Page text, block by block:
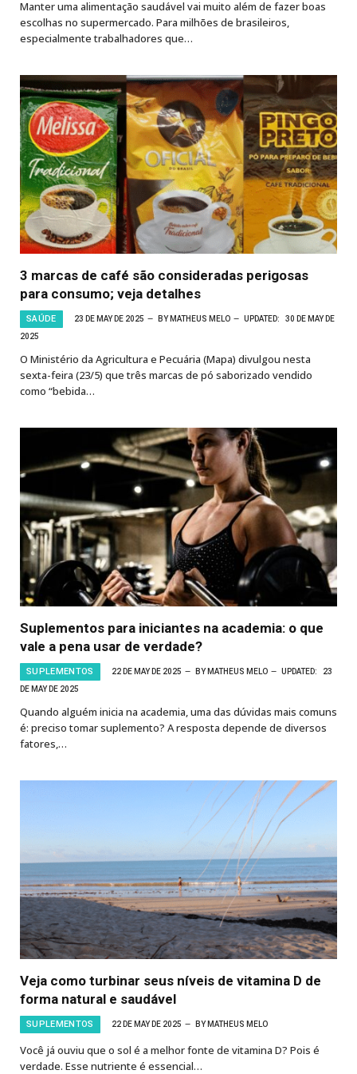
Manter uma alimentação saudável vai muito além de fazer boas
escolhas no supermercado. Para milhões de brasileiros,
especialmente trabalhadores que…
3 marcas de café são consideradas perigosas
para consumo; veja detalhes
SAÚDE 23 DE MAY DE 2025 BY MATHEUS MELO UPDATED:
30 DE MAY DE
2025
O Ministério da Agricultura e Pecuária (Mapa) divulgou nesta
sexta-feira (23/5) que três marcas de pó saborizado vendido
como “bebida…
Suplementos para iniciantes na academia: o que
vale a pena usar de verdade?
SUPLEMENTOS 22 DE MAY DE 2025 BY MATHEUS MELO UPDATED:
23
DE MAY DE 2025
Quando alguém inicia na academia, uma das dúvidas mais comuns
é: preciso tomar suplemento? A resposta depende de diversos
fatores,…
Veja como turbinar seus níveis de vitamina D de
forma natural e saudável
SUPLEMENTOS 22 DE MAY DE 2025 BY MATHEUS MELO
Você já ouviu que o sol é a melhor fonte de vitamina D? Pois é
verdade. Esse nutriente é essencial…